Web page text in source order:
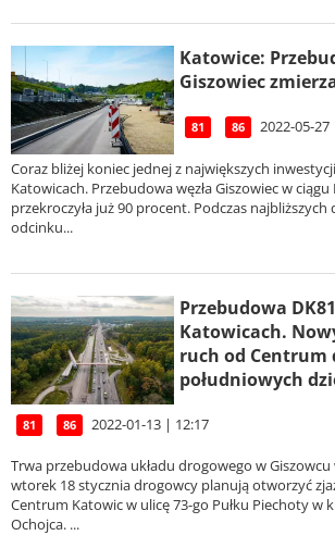
Katowice:
Giszowiec
81 86 2022-05-
Coraz bliżej koniec jednej z największych
Katowicach. Przebudowa węzła Giszowiec w ciągu
przekroczyła już 90 procent. Podczas
odcinku...
Przebudowa
Katowicach.
ruch od Centrum
południowych
81 86 2022-01-13 | 12:17
Trwa przebudowa układu drogowego w Giszowcu
wtorek 18 stycznia drogowcy planują otworzyć
Centrum Katowic w ulicę 73-go Pułku Piechoty w
Ochojca. ...